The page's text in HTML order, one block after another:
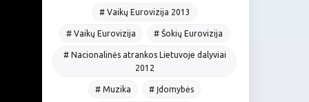
# Vaikų Eurovizija 2013
# Vaikų Eurovizija # Šokių Eurovizija
# Nacionalinės atrankos Lietuvoje dalyviai
2012
# Muzika # Įdomybės